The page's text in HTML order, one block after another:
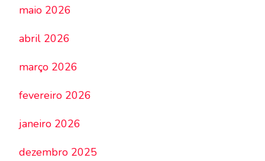
maio 2026
abril 2026
março 2026
fevereiro 2026
janeiro 2026
dezembro 2025